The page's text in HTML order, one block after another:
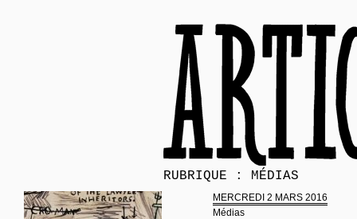
RUBRIQUE : MÉDIAS
MERCREDI 2 MARS 2016
Médias